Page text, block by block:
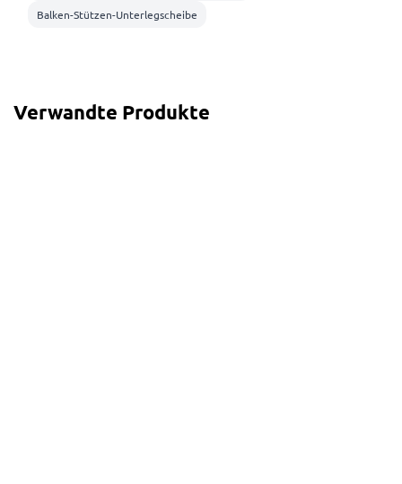
Balken-Stützen-Unterlegscheibe
Verwandte Produkte